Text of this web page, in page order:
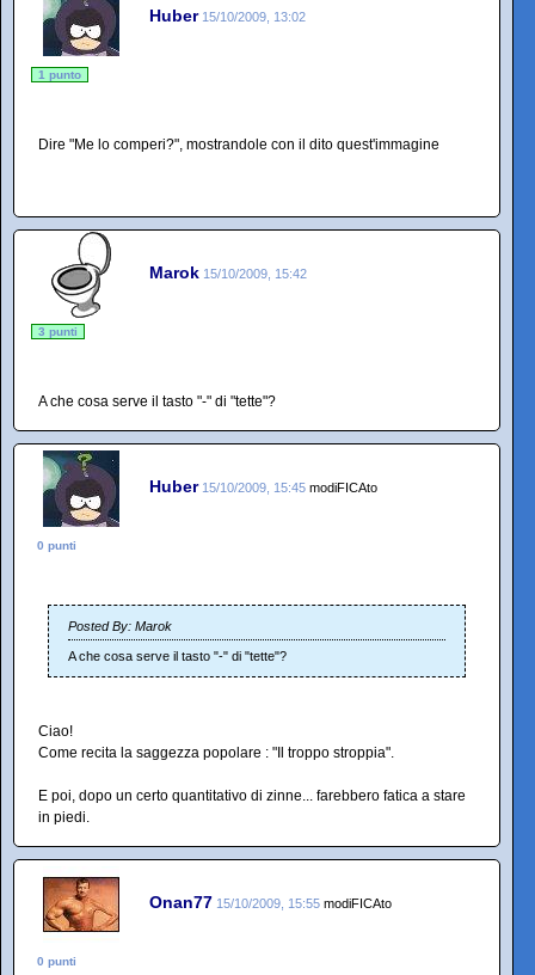
Huber 15/10/2009, 13:02
1 punto
Dire "Me lo comperi?", mostrandole con il dito quest'immagine
Marok 15/10/2009, 15:42
3 punti
A che cosa serve il tasto "-" di "tette"?
Huber 15/10/2009, 15:45 modiFICAto
0 punti
Posted By: Marok
A che cosa serve il tasto "-" di "tette"?
Ciao!
Come recita la saggezza popolare : "Il troppo stroppia".
E poi, dopo un certo quantitativo di zinne... farebbero fatica a stare
in piedi.
Onan77 15/10/2009, 15:55 modiFICAto
0 punti